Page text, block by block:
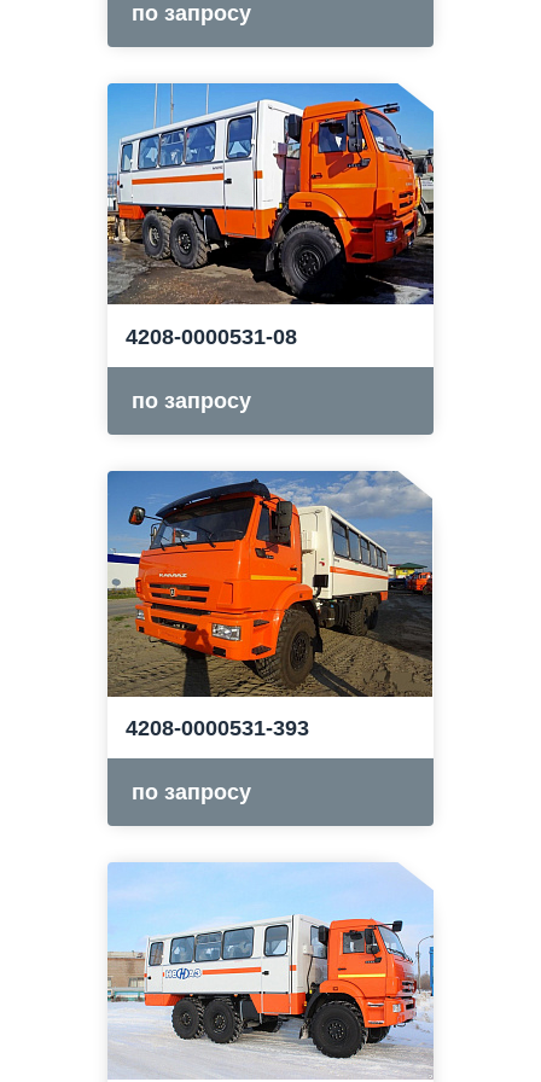
по запросу
4208-0000531-08
по запросу
4208-0000531-393
по запросу